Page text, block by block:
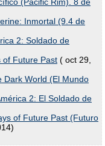
Inmortal (9.4 de
2: Soldado de
of Future Past ( oct 29,
Dark World (El Mundo
2: El Soldado de
of Future Past (Futuro